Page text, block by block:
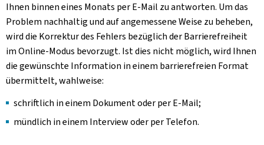
Ihnen binnen eines Monats per E-Mail zu antworten. Um das
Problem nachhaltig und auf angemessene Weise zu beheben,
wird die Korrektur des Fehlers bezüglich der Barrierefreiheit
im Online-Modus bevorzugt. Ist dies nicht möglich, wird Ihnen
die gewünschte Information in einem barrierefreien Format
übermittelt, wahlweise:
schriftlich in einem Dokument oder per E-Mail;
mündlich in einem Interview oder per Telefon.